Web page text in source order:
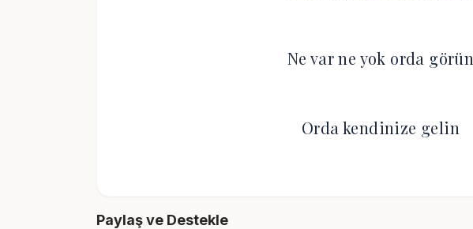
Ne var ne yok orda görün
Orda kendinize gelin
Paylaş ve Destekle